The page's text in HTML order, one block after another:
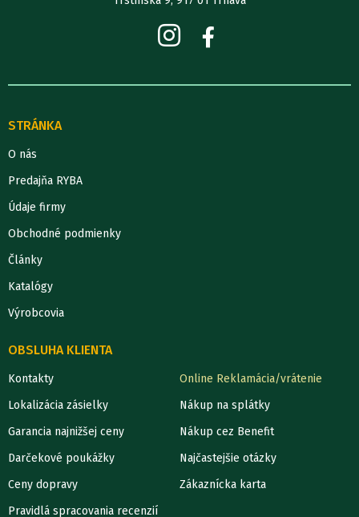
STRÁNKA
O nás
Predajňa RYBA
Údaje firmy
Obchodné podmienky
Články
Katalógy
Výrobcovia
OBSLUHA KLIENTA
Kontakty
Lokalizácia zásielky
Garancia najnižšej ceny
Darčekové poukážky
Ceny dopravy
Pravidlá spracovania recenzií
Online Reklamácia/vrátenie
Nákup na splátky
Nákup cez Benefit
Najčastejšie otázky
Zákaznícka karta